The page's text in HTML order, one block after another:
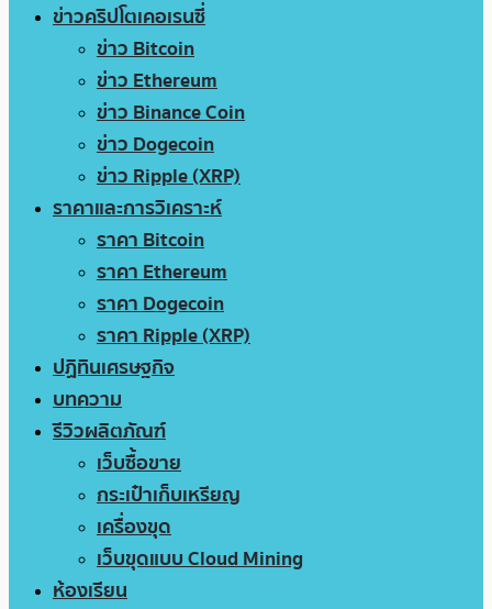
ข่าวคริปโตเคอเรนซี่
ข่าว Bitcoin
ข่าว Ethereum
ข่าว Binance Coin
ข่าว Dogecoin
ข่าว Ripple (XRP)
ราคาและการวิเคราะห์
ราคา Bitcoin
ราคา Ethereum
ราคา Dogecoin
ราคา Ripple (XRP)
ปฏิทินเศรษฐกิจ
บทความ
รีวิวผลิตภัณฑ์
เว็บซื้อขาย
กระเป๋าเก็บเหรียญ
เครื่องขุด
เว็บขุดแบบ Cloud Mining
ห้องเรียน